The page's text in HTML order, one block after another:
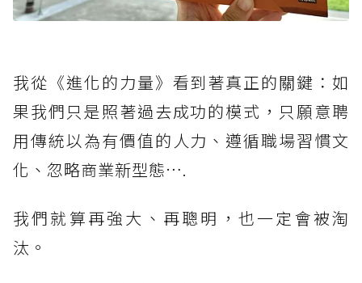
我從《進化的力量》看到著真正的關鍵：如
果我們只是照著過去成功的模式，只願意聘
用傳統以為有價值的人力、遵循職場習慣文
化、忽略商業新型態….
我們就算再強大、再聰明，也一定會被淘
汰。